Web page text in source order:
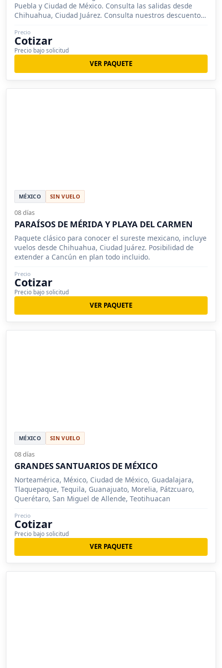
Puebla y Ciudad de México. Consulta las salidas desde
Chihuahua, Ciudad Juárez. Consulta nuestros descuentos
Precio
Cotizar
Precio bajo solicitud
VER PAQUETE
MÉXICO SIN VUELO
08 días
PARAÍSOS DE MÉRIDA Y PLAYA DEL CARMEN
Paquete clásico para conocer el sureste mexicano, incluye
vuelos desde Chihuahua, Ciudad Juárez. Posibilidad de
extender a Cancún en plan todo incluido.
Precio
Cotizar
Precio bajo solicitud
VER PAQUETE
MÉXICO SIN VUELO
08 días
GRANDES SANTUARIOS DE MÉXICO
Norteamérica, México, Ciudad de México, Guadalajara,
Tlaquepaque, Tequila, Guanajuato, Morelia, Pátzcuaro,
Querétaro, San Miguel de Allende, Teotihuacan
Precio
Cotizar
Precio bajo solicitud
VER PAQUETE